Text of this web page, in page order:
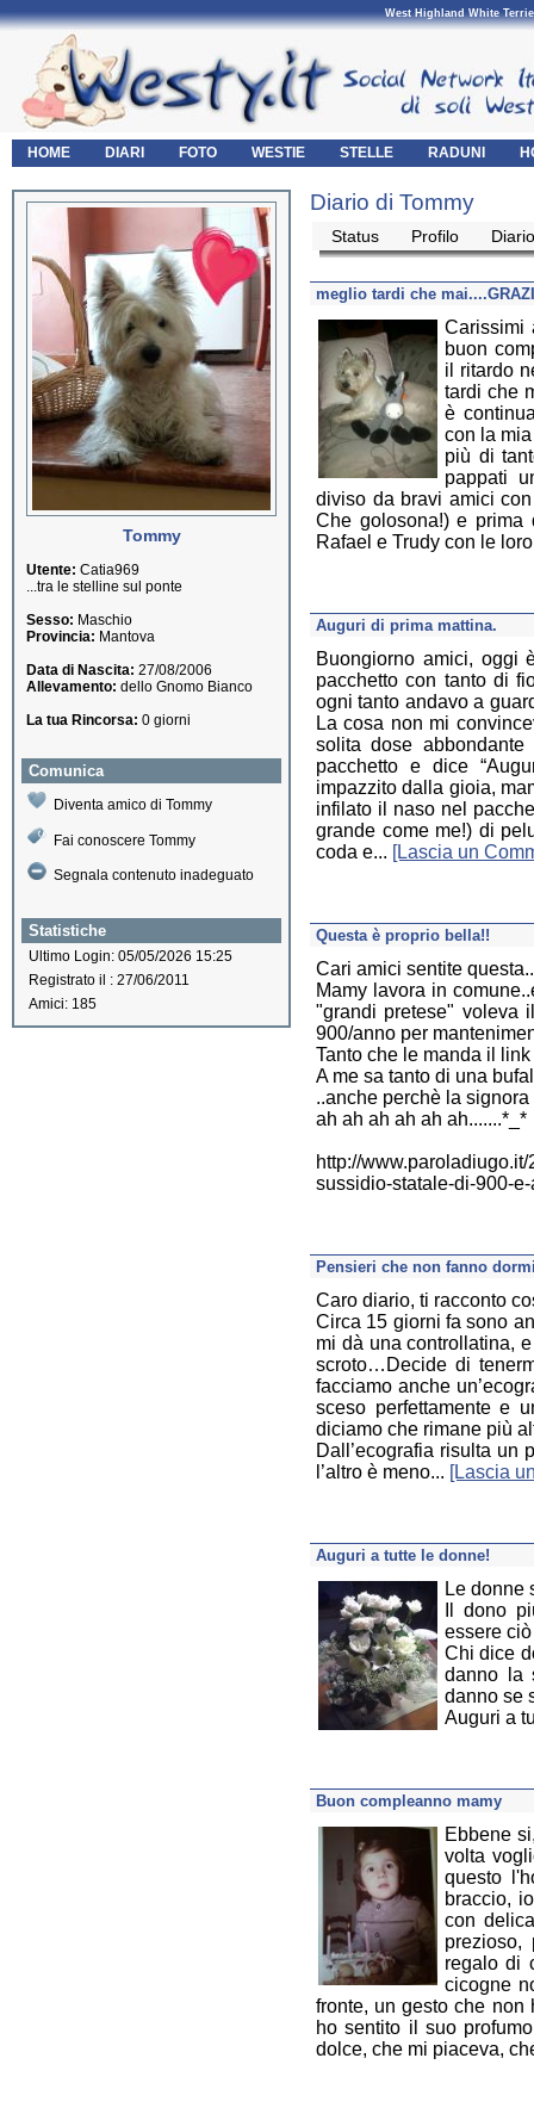
West Highland White
HOME DIARI FOTO WESTIE STELLE RADUNI
Tommy
Utente: Catia969
...tra le stelline sul ponte
Sesso: Maschio
Provincia: Mantova
Data di Nascita: 27/08/2006
Allevamento: dello Gnomo Bianco
La tua Rincorsa: 0 giorni
Comunica
Diventa amico di Tommy
Fai conoscere Tommy
Segnala contenuto inadeguato
Statistiche
Ultimo Login: 05/05/2026 15:25
Registrato il : 27/06/2011
Amici: 185
Diario di Tommy
Status Profilo Diario
meglio tardi che
Carissimi
buon
il ritardo
tardi che
è
con la
più di
pappati
diviso da bravi amici
Che golosona!) e prima
Rafael e Trudy con le
Auguri di prima mattina.
Buongiorno amici, oggi
pacchetto con tanto di
ogni tanto andavo a
La cosa non mi
solita dose
pacchetto e dice
impazzito dalla gioia,
infilato il naso nel
grande come me!) di
coda e... [Lascia un
Questa è proprio bella!!
Cari amici sentite
Mamy lavora in
"grandi pretese" voleva
900/anno per
Tanto che le manda il
A me sa tanto di una
..anche perchè la
ah ah ah ah ah ah.......*_*
http://
sussidio-statale-di-900-
Pensieri che non fanno
Caro diario, ti racconto
Circa 15 giorni fa sono
mi dà una controllatina,
scroto…Decide di
facciamo anche
sceso perfettamente e
diciamo che rimane più
Dall’ecografia risulta un
l’altro è meno... [Lascia
Auguri a tutte le donne!
Le donne
Il dono
essere
Chi dice
danno la
danno se
Auguri a
Buon compleanno mamy
Ebbene
volta
questo
braccio,
con
regalo di
cicogne
fronte, un gesto che non
ho sentito il suo
dolce, che mi piaceva,